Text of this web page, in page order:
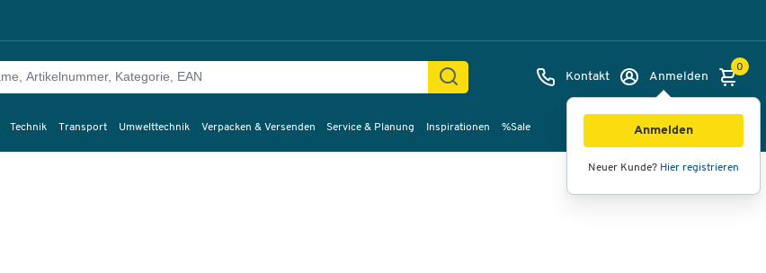
Kontakt Anmelden
Anmelden
Neuer Kunde? Hier registrieren
0
Technik Transport Umwelttechnik Verpacken & Versenden Service & Planung Inspirationen %Sale
Bilder Videos 360°-Ansicht